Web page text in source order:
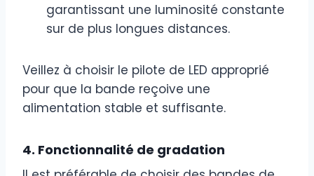
garantissant une luminosité constante
sur de plus longues distances.
Veillez à choisir le pilote de LED approprié
pour que la bande reçoive une
alimentation stable et suffisante.
4. Fonctionnalité de gradation